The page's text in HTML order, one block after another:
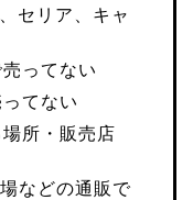
セリア、キャ
ってない
てない
所・販売店
などの通販で